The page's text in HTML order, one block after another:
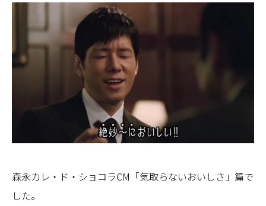
森永カレ・ド・ショコラCM「気取らないおいしさ」篇で
した。